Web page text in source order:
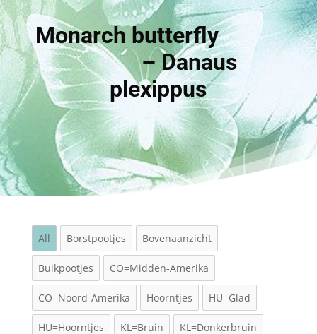
Monarch butterfly
– Danaus
plexippus
All Borstpootjes Bovenaanzicht
Buikpootjes CO=Midden-Amerika
CO=Noord-Amerika Hoorntjes HU=Glad
HU=Hoorntjes KL=Bruin KL=Donkerbruin